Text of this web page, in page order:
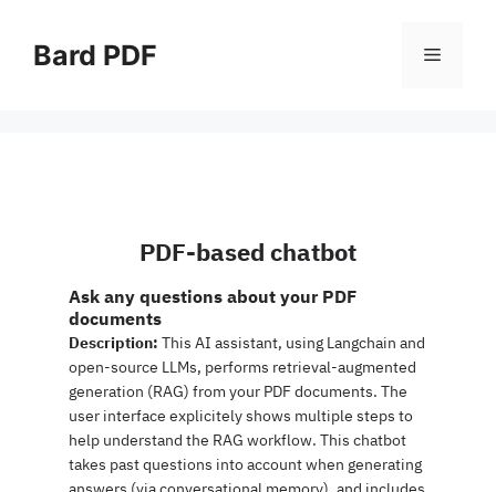
sisältöönBard PDF Valikko